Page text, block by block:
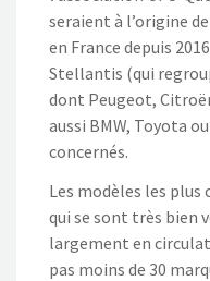
seraient à l’origine
en France depuis
Stellantis (qui
dont Peugeot,
aussi BMW, Toyota
concernés.
Les modèles les plus
qui se sont très bien
largement en
pas moins de 30